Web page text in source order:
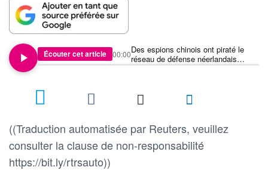
Écouter cet article
Des espions chinois ont piraté le
réseau de défense néerlandais
l'année dernière - agences de
00:00
((Traduction automatisée par Reuters, veuillez
consulter la clause de non-responsabilité
https://bit.ly/rtrsauto))